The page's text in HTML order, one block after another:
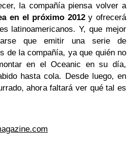
la compañía piensa volver a
en el próximo 2012y ofrecerá
latinoamericanos. Y, que mejor
que emitir una serie de
de la compañía, ya que quién no
en el Oceanic en su día,
hasta cola. Desde luego, en
ahora faltará ver qué tal es